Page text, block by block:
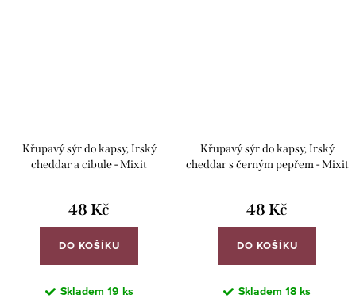
Křupavý sýr do kapsy, Irský
cheddar a cibule - Mixit
48 Kč
DO KOŠÍKU
Skladem 19 ks
Křupavý sýr do kapsy, Irský
cheddar s černým pepřem - Mixit
48 Kč
DO KOŠÍKU
Skladem 18 ks